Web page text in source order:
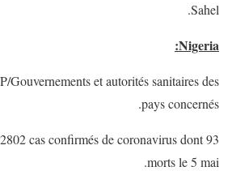
Sahel.
Nigeria:
Gouvernements et autorités sanitaires des
pays concernés.
cas confirmés de coronavirus dont 93
morts le 5 mai.